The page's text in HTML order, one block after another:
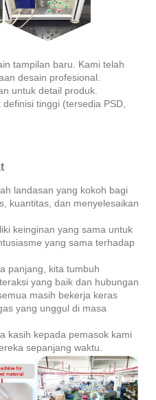
tampilan baru. Kami telah
desain profesional.
untuk detail produk.
tinggi (tersedia PSD,
landasan yang kokoh bagi
kuantitas, dan menyelesaikan
keinginan yang sama untuk
yang sama terhadap
panjang, kita tumbuh
yang baik dan hubungan
masih bekerja keras
yang unggul di masa
kasih kepada pemasok kami
sepanjang waktu.